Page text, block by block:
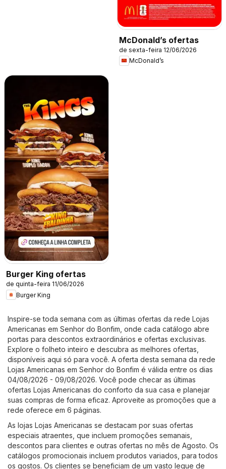
McDonald’s ofertas
de sexta-feira 12/06/2026
McDonald’s
Burger King ofertas
de quinta-feira 11/06/2026
Burger King
Inspire-se toda semana com as últimas ofertas da rede Lojas
Americanas em Senhor do Bonfim, onde cada catálogo abre
portas para descontos extraordinários e ofertas exclusivas.
Explore o folheto inteiro e descubra as melhores ofertas,
disponíveis aqui só para você. A oferta desta semana da rede
Lojas Americanas em Senhor do Bonfim é válida entre os dias
04/08/2026 - 09/08/2026. Você pode checar as últimas
ofertas Lojas Americanas do conforto da sua casa e planejar
suas compras de forma eficaz. Aproveite as promoções que a
rede oferece em 6 páginas.
As lojas Lojas Americanas se destacam por suas ofertas
especiais atraentes, que incluem promoções semanais,
descontos para clientes e outras ofertas no mês de Agosto. Os
catálogos promocionais incluem produtos variados, para todos
os gostos. Os clientes se beneficiam de um vasto leque de